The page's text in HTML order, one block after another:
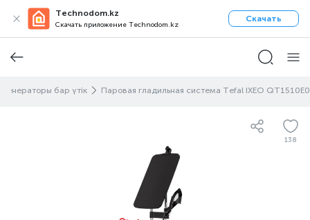
Technodom.kz
Скачать приложение Technodom.kz
Скачать
генераторы бар үтік Паровая гладильная система Tefal IXEO QT1510E0
138